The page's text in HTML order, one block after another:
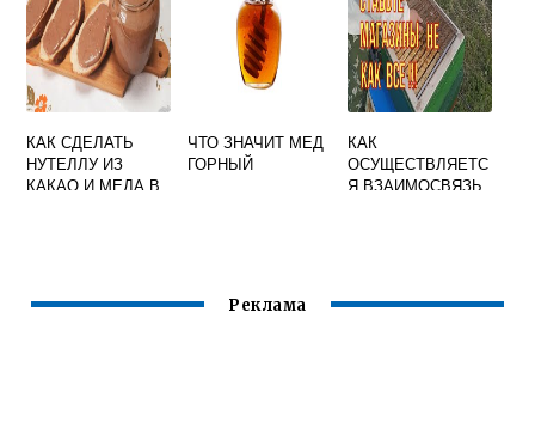
КАК СДЕЛАТЬ
НУТЕЛЛУ ИЗ
КАКАО И МЕДА В
ЧТО ЗНАЧИТ МЕД
ГОРНЫЙ
КАК
ОСУЩЕСТВЛЯЕТС
Я ВЗАИМОСВЯЗЬ
Реклама